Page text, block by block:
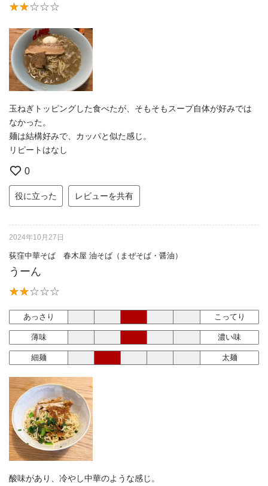
玉ねぎトッピングした食べたが、そもそもスープ自体が好みでは
なかった。
麺は結構好みで、カッパと似た感じ。
リピートはなし
0
役に立った レビューを共有
2024年10月27日
荻窪中華そば 春木屋 油そば（まぜそば・醤油）
うーん
あっさり こってり
薄味 濃い味
細麺 太麺
酸味があり、冷やし中華のような感じ。